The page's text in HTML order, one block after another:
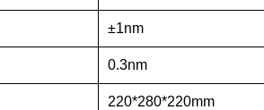
±1nm
0.3nm
220*280*220mm